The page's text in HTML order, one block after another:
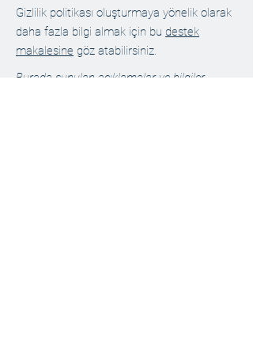
Gizlilik politikası oluşturmaya yönelik olarak
daha fazla bilgi almak için bu destek
makalesine göz atabilirsiniz.
Burada sunulan açıklamalar ve bilgiler,